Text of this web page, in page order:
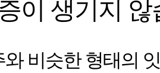
이 생기지 않
비슷한 형태의